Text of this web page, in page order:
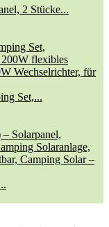
2 Stücke...
Set,...